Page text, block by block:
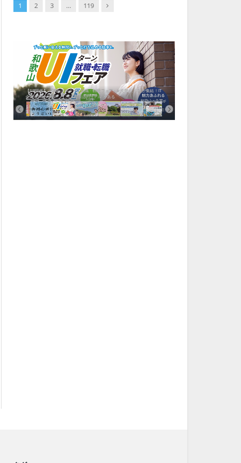
1 2 3 … 119 Next
【8/8開催】「和歌山 UIターン就職・転職フェア」in大阪 に30社が集結！IT
企業も5社が参加、ここに“和歌山のリアル”がある